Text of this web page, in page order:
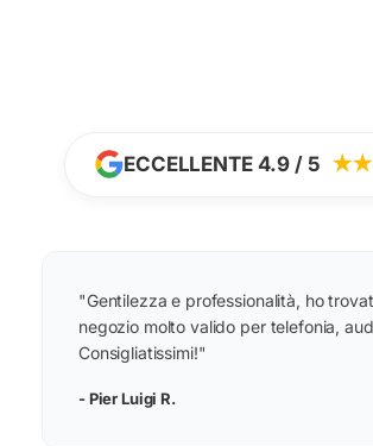
ECCELLENTE 4.9 / 5
"Gentilezza e professionalità, ho
negozio molto valido per telefonia,
Consigliatissimi!"
- Pier Luigi R.